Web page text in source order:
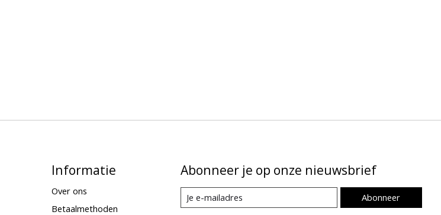
Informatie
Over ons
Betaalmethoden
Abonneer je op onze nieuwsbrief
Abonneer